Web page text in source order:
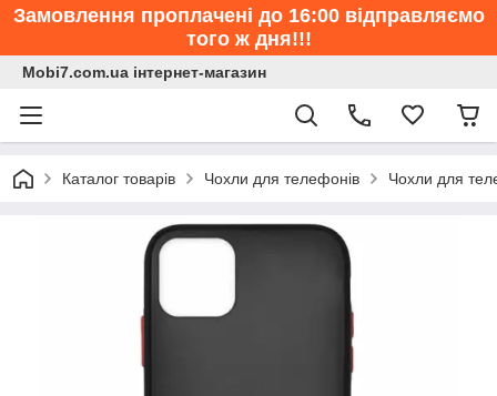
Замовлення проплачені до 16:00 відправляємо
того ж дня!!!
Mobi7.com.ua інтернет-магазин
Каталог товарів Чохли для телефонів Чохли для